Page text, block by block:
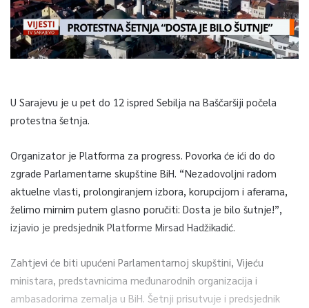
U Sarajevu je u pet do 12 ispred Sebilja na Baščaršiji počela
protestna šetnja.
Organizator je Platforma za progress. Povorka će ići do do
zgrade Parlamentarne skupštine BiH. “Nezadovoljni radom
aktuelne vlasti, prolongiranjem izbora, korupcijom i aferama,
želimo mirnim putem glasno poručiti: Dosta je bilo šutnje!”,
izjavio je predsjednik Platforme Mirsad Hadžikadić.
Zahtjevi će biti upućeni Parlamentarnoj skupštini, Vijeću
ministara, predstavnicima međunarodnih organizacija i
ambasadorima zemalja u BiH. Šetnji prisutvuje i predsjednik